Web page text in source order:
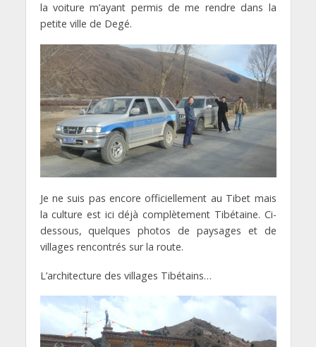
la voiture m’ayant permis de me rendre dans la
petite ville de Degé.
Je ne suis pas encore officiellement au Tibet mais
la culture est ici déjà complètement Tibétaine. Ci-
dessous, quelques photos de paysages et de
villages rencontrés sur la route.
L’architecture des villages Tibétains…